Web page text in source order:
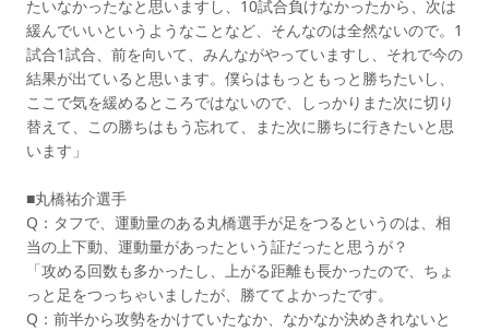
たいなかったなと思いますし、10試合負けなかったから、次は
緩んでいいというようなことなど、そんなのは全然ないので。1
試合1試合、前を向いて、みんながやっていますし、それで今の
結果が出ていると思います。僕らはもっともっと勝ちたいし、
ここで気を緩めるところではないので、しっかりまた次に切り
替えて、この勝ちはもう忘れて、また次に勝ちに行きたいと思
います」
■丸橋祐介選手
Q：タフで、運動量のある丸橋選手が足をつるというのは、相
当の上下動、運動量があったという証だったと思うが？
「攻める回数も多かったし、上がる距離も長かったので、ちょ
っと足をつっちゃいましたが、勝ててよかったです。
Q：前半から攻勢をかけていたなか、なかなか決めきれないと